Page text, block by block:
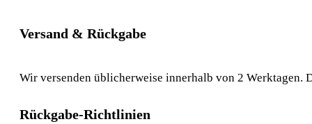
Versand & Rückgabe
Wir versenden üblicherweise innerhalb von 2 Werktagen.
Rückgabe-Richtlinien